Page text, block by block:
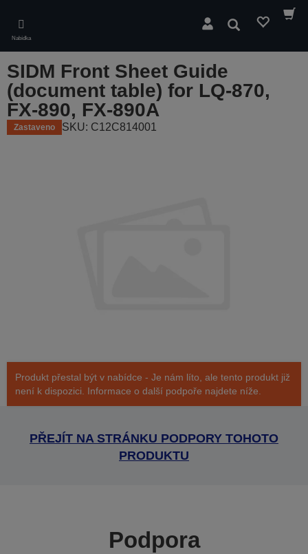
main
content
Nabídka
Hledat
SIDM Front Sheet Guide
(document table) for LQ-870,
FX-890, FX-890A
Zastaveno SKU: C12C814001
Produkt přestal být v nabídce - Je nám líto, ale tento produkt již
není k dispozici. Informace o další podpoře najdete níže.
PŘEJÍT NA STRÁNKU PODPORY TOHOTO
PRODUKTU
Podpora